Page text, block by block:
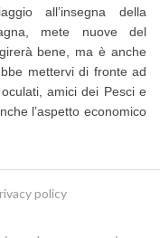
all’insegna della
mete nuove del
bene, ma è anche
mettervi di fronte ad
amici dei Pesci e
l’aspetto economico
policy